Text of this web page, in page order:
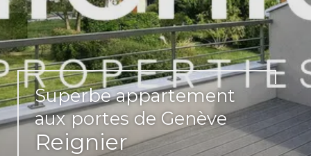
Superbe appartement
aux portes de Genève
Reignier